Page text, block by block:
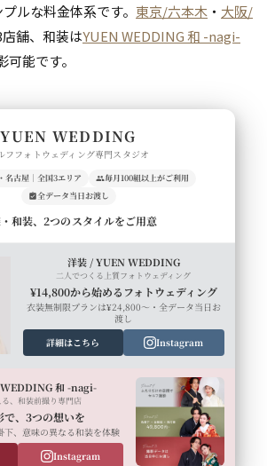
ルな料金体系です。 東京/六本木 ・ 大阪/
店舗、和装はYUEN WEDDING 和 -nagi-
可能です。
YUEN WEDDING
フフォトウェディング専門スタジオ
名古屋｜全国3エリア
毎月100組以上がご利用
全データ当日お渡し
和装、2つのスタイルをご用意
洋装 / YUEN WEDDING
二人でつくる上質フォトウェディング
¥14,800から始めるフォトウェディング
衣装無制限プランは¥24,800〜・全データ当日お
渡し
詳細はこちら
Instagram
和 -nagi-
、和装前撮り専門店
で、3つの想いを
下、意味の異なる和装を体験
Instagram